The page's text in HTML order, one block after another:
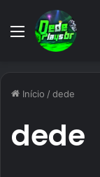
Menu
Início /dede
dede